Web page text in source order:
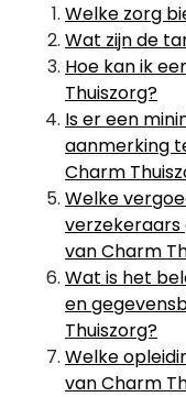
Welke zorg
Wat zijn de
Hoe kan ik
Thuiszorg?
Is er een
aanmerking
Charm
Welke
van Charm
Wat is het
en
Thuiszorg?
Welke
van Charm